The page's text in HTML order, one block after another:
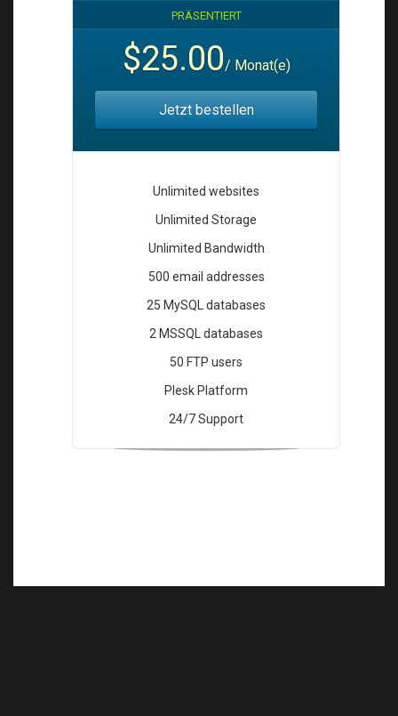
PRÄSENTIERT
$25.00/ Monat(e)
Jetzt bestellen
Unlimited websites
Unlimited Storage
Unlimited Bandwidth
500 email addresses
25 MySQL databases
2 MSSQL databases
50 FTP users
Plesk Platform
24/7 Support